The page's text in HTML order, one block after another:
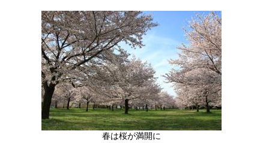
春は桜が満開に